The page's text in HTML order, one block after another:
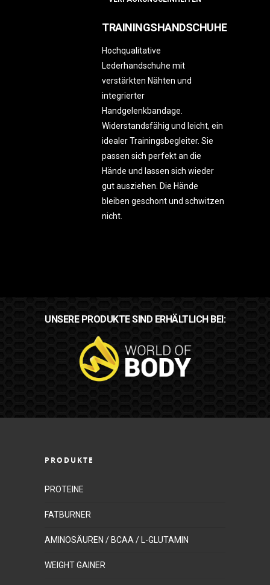
TRAININGSHANDSCHUHE
Hochqualitative
Lederhandschuhe mit
verstärkten Nähten und
integrierter
Handgelenkbandage.
Widerstandsfähig und leicht, ein
idealer Trainingsbegleiter. Sie
passen sich perfekt an die
Hände und lassen sich wieder
gut ausziehen. Die Hände
bleiben geschont und schwitzen
nicht.
UNSERE PRODUKTE SIND ERHÄLTLICH BEI:
PRODUKTE
PROTEINE
FATBURNER
AMINOSÄUREN / BCAA / L-GLUTAMIN
WEIGHT GAINER